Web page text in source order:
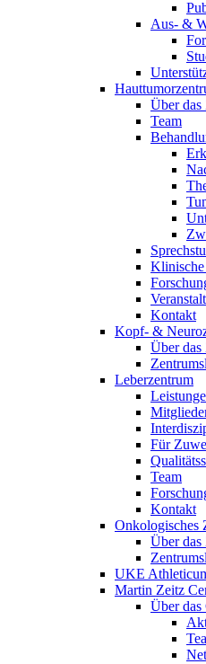
Aus- &
Über das
Team
Klinische
Kontakt
Kopf- &
Über das
Leberzentrum
Für
Team
Kontakt
Onkologisches
Über das
UKE
Martin Zeitz
Über das